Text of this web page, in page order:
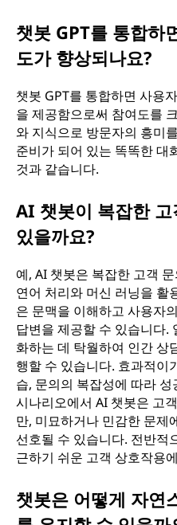
챗봇 GPT를 통합하
도가 향상되나요?
챗봇 GPT를 통합하면 사용
을 제공함으로써 참여도를
와 지식으로 방문자의 흥미
준비가 되어 있는 똑똑한 대
것과 같습니다.
AI 챗봇이 복잡한
있을까요?
예, AI 챗봇은 복잡한 고객
연어 처리와 머신 러닝을 활
은 문맥을 이해하고 사용자
답변을 제공할 수 있습니다.
화하는 데 탁월하여 인간 상
행할 수 있습니다. 효과적이
습, 문의의 복잡성에 따라
시나리오에서 AI 챗봇은 고
만, 미묘하거나 민감한 문제
선호될 수 있습니다. 전반적
근하기 쉬운 고객 상호작용
챗봇은 어떻게 자연